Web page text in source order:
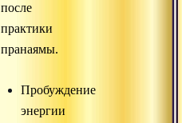
после
практики
пранаямы.
Пробуждение
энергии